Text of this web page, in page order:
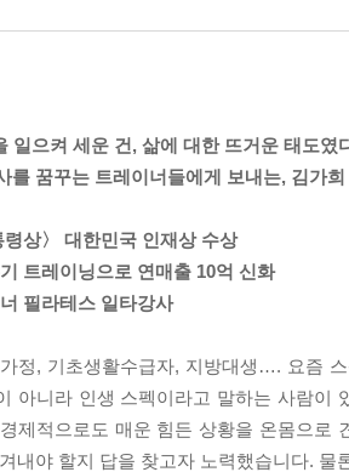
일으켜 세운 건, 삶에 대한 뜨거운 태도였
를 꿈꾸는 트레이너들에게 보내는, 김가
령상〉 대한민국 인재상 수상
트레이닝으로 연매출 10억 신화
필라테스 일타강사
정, 기초생활수급자, 지방대생…. 요즘
아니라 인생 스펙이라고 말하는 사람이
제적으로도 매운 힘든 상황을 온몸으로
내야 할지 답을 찾고자 노력했습니다.